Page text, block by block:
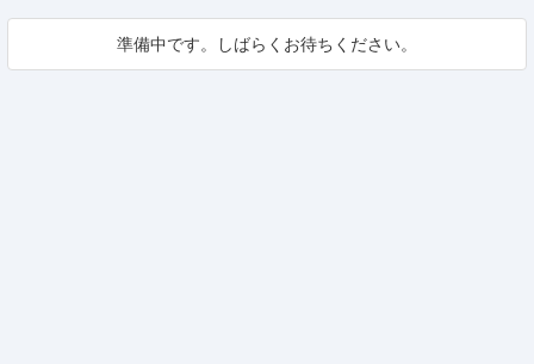
準備中です。しばらくお待ちください。